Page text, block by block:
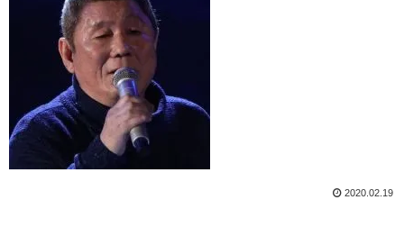
2020.02.19